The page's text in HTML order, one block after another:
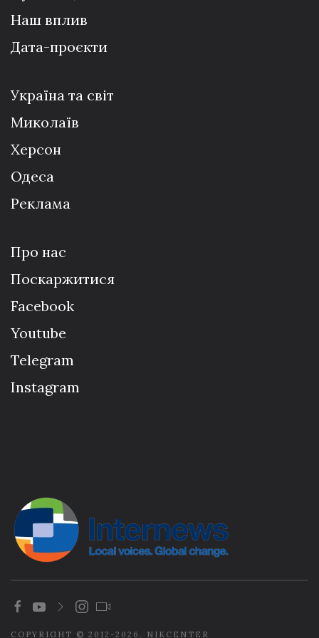
Наш вплив
Дата-проєкти
Україна та світ
Миколаїв
Херсон
Одеса
Реклама
Про нас
Поскаржитися
Facebook
Youtube
Telegram
Instagram
COPYRIGHT © 2012-2026. NIKCENTER